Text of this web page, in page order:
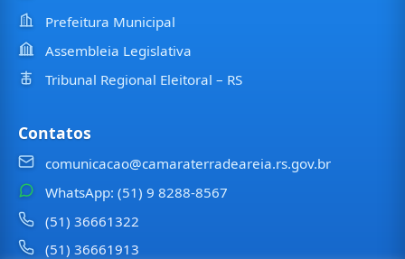
Prefeitura Municipal
Assembleia Legislativa
Tribunal Regional Eleitoral – RS
Contatos
comunicacao@camaraterradeareia.rs.gov.br
WhatsApp: (51) 9 8288-8567
(51) 36661322
(51) 36661913